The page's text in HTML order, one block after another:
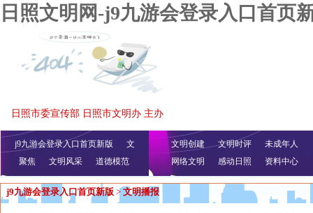
日照文明网-j9九游会登录入口首页
日照市委宣传部 日照市文明办 主办
j9九游会登录入口首页新版
文
明播报
公益视频
聚焦 文明风采 道德模范
文明创建 文明时评
未成年人
网络文明
感动日照 资料中心
j9九游会登录入口首页新版 > 文明播报